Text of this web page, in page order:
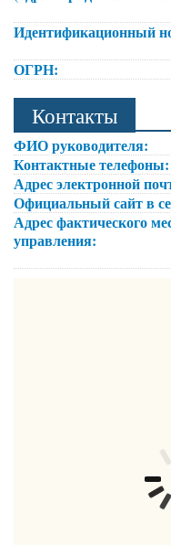
Идентификационный
ОГРН:
Контакты
ФИО руководителя:
Контактные телефоны:
Адрес электронной
Официальный сайт в
Адрес фактического
управления: